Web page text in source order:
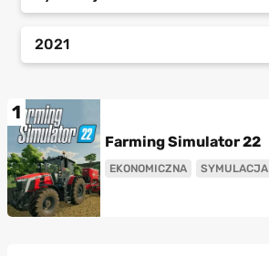
2021
1
Farming Simulator 22
EKONOMICZNA SYMULACJA